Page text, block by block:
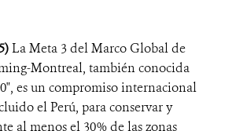
La Meta 3 del Marco Global de
Montreal, también conocida
es un compromiso internacional
el Perú, para conservar y
al menos el 30% de las zonas